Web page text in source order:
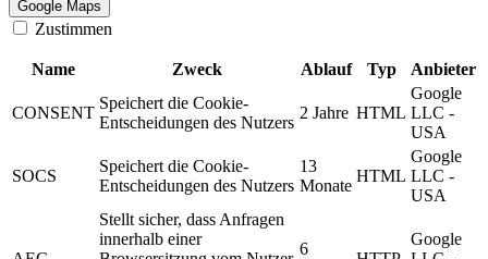
Google Maps
Zustimmen
Name Zweck Ablauf Typ Anbieter
CONSENT
Speichert die Cookie-
Entscheidungen des Nutzers
2 Jahre HTML
Google
LLC -
USA
SOCS
Speichert die Cookie-
Entscheidungen des Nutzers
13
Monate
HTML
Google
LLC -
USA
Stellt sicher, dass Anfragen
innerhalb einer
6
Google